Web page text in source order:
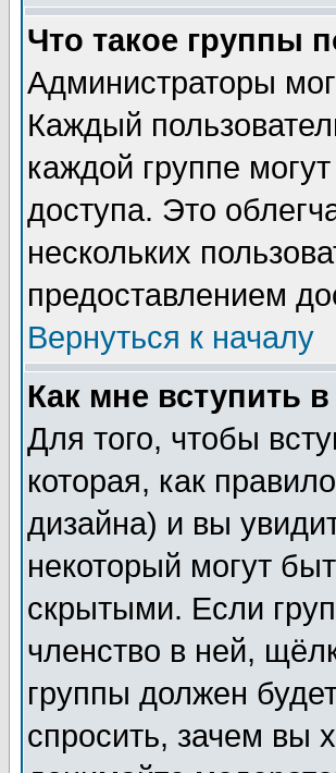
Что такое группы
Администраторы
Каждый
каждой группе
доступа. Это
нескольких
предоставлением
Вернуться к началу
Как мне вступить
Для того, чтобы
которая, как
дизайна) и вы
некоторый могут
скрытыми. Если
членство в ней,
группы должен
спросить, зачем вы